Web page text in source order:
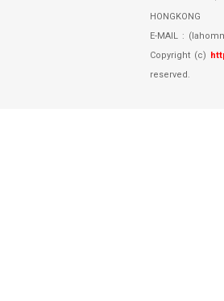
HONGKONG
E-MAIL:
Copyright (c)
reserved.